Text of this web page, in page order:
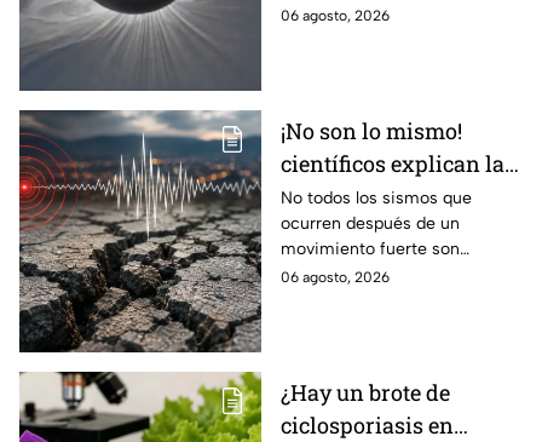
cobertura para no perderte de
06 agosto, 2026
¡No son lo mismo!
científicos explican las
diferencias entre
enjambre sísmico y
réplicas
No todos los sismos que
ocurren después de un
movimiento fuerte son
réplicas. Científicos explican
06 agosto, 2026
¿Hay un brote de
ciclosporiasis en